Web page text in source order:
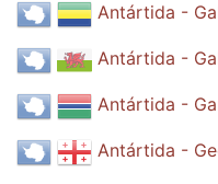
Antártida -
Antártida -
Antártida -
Antártida -